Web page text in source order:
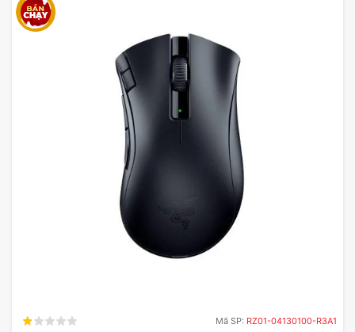
Mã SP: RZ01-04130100-R3A1